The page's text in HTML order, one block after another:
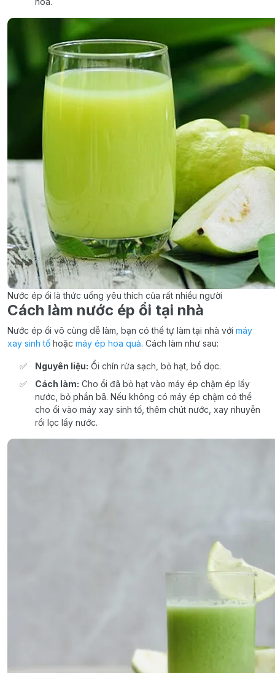
Nước ép ổi là thức uống yêu thích của rất nhiều người
Cách làm nước ép ổi tại nhà
Nước ép ổi vô cùng dễ làm, bạn có thể tự làm tại nhà với máy
xay sinh tố hoặc máy ép hoa quả. Cách làm như sau:
Nguyên liệu: Ổi chín rửa sạch, bỏ hạt, bổ dọc.
Cách làm: Cho ổi đã bỏ hạt vào máy ép chậm ép lấy
nước, bỏ phần bã. Nếu không có máy ép chậm có thể
cho ổi vào máy xay sinh tố, thêm chút nước, xay nhuyễn
rồi lọc lấy nước.